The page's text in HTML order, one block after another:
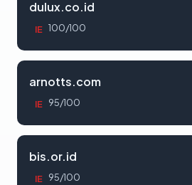
dulux.co.id
IE 100/100
arnotts.com
IE 95/100
bis.or.id
IE 95/100